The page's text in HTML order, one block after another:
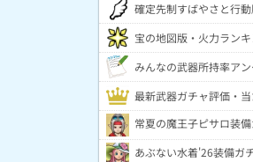
確定先制すばやさと行
宝の地図版・火力ラン
みんなの武器所持率アン
最新武器ガチャ評価・
常夏の魔王子ピサロ装
あぶない水着'26装備ガ